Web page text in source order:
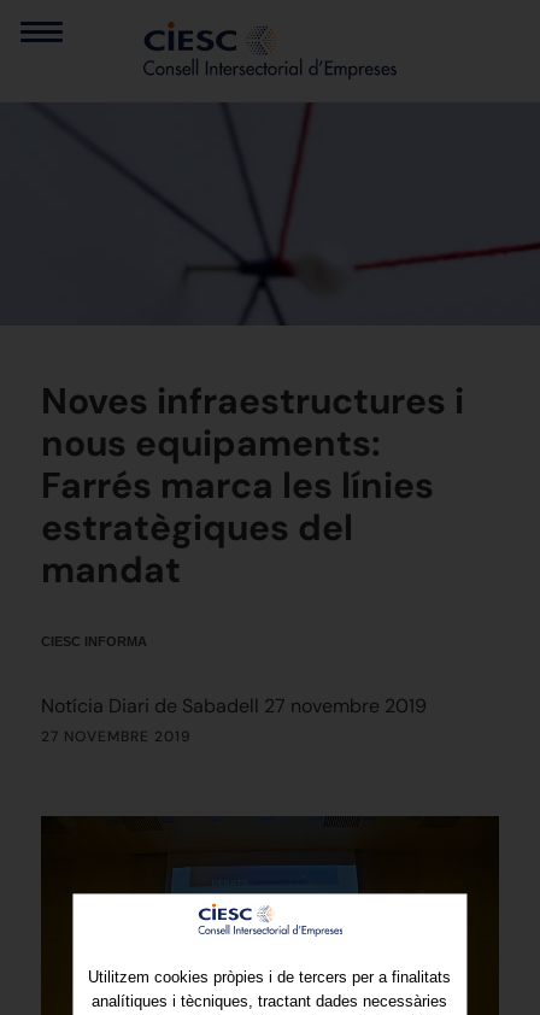
Noves infraestructures i
nous equipaments:
Farrés marca les línies
estratègiques del
mandat
CIESC INFORMA
Notícia Diari de Sabadell 27 novembre 2019
27 NOVEMBRE 2019
Utilitzem cookies pròpies i de tercers per a finalitats
analítiques i tècniques, tractant dades necessàries